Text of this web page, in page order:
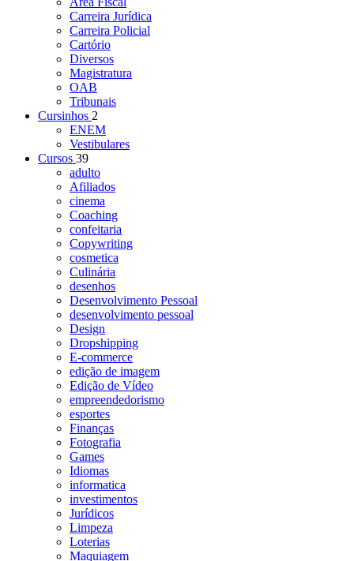
Carreira Jurídica
Carreira Policial
Cartório
Diversos
Magistratura
OAB
Tribunais
Cursinhos 2
ENEM
Vestibulares
Cursos 39
adulto
Afiliados
cinema
Coaching
confeitaria
Copywriting
cosmetica
Culinária
desenhos
Desenvolvimento Pessoal
desenvolvimento pessoal
Design
Dropshipping
E-commerce
edição de imagem
Edição de Vídeo
empreendedorismo
esportes
Finanças
Fotografia
Games
Idiomas
informatica
investimentos
Jurídicos
Limpeza
Loterias
Maquiagem